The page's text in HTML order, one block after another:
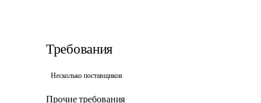
Требования
Несколько поставщиков
Прочие требования